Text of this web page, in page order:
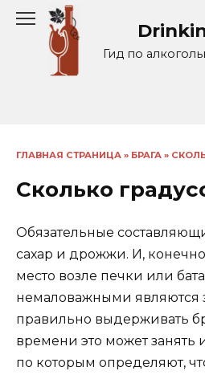
Перейти
содержанию
Гид по
ГЛАВНАЯ СТРАНИЦА » БРАГА »
Сколько
Обязательные
сахар и дрожжи. И,
место возле печки или
немаловажными являются
правильно выдерживать
времени это может занять
по которым определяют,